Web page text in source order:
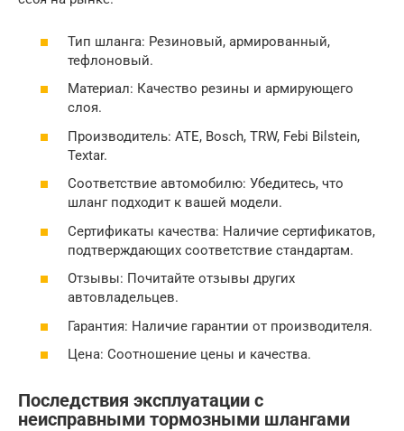
Тип шланга: Резиновый, армированный,
тефлоновый.
Материал: Качество резины и армирующего
слоя.
Производитель: ATE, Bosch, TRW, Febi Bilstein,
Textar.
Соответствие автомобилю: Убедитесь, что
шланг подходит к вашей модели.
Сертификаты качества: Наличие сертификатов,
подтверждающих соответствие стандартам.
Отзывы: Почитайте отзывы других
автовладельцев.
Гарантия: Наличие гарантии от производителя.
Цена: Соотношение цены и качества.
Последствия эксплуатации с
неисправными тормозными шлангами